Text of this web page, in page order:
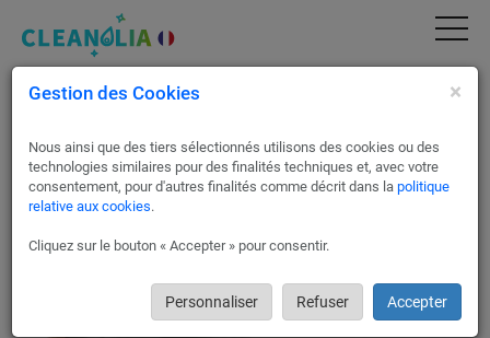
Rénovation de maisons, appartements et
Confier la rénovation de votre espace à Châtillon-la-Borde à
l'expert partenaire de Cleanolia France est synonyme de
qualité et d'expertise. Leurs professionnels expérimentés dans
plomberie sont équipés pour revitaliser efficacement toute
Gestion des Cookies ×
Nous ainsi que des tiers sélectionnés utilisons des cookies ou des
technologies similaires pour des finalités techniques et, avec votre
consentement, pour d'autres finalités comme décrit dans la politique
relative aux cookies.
Cliquez sur le bouton « Accepter » pour consentir.
Personnaliser Refuser Accepter